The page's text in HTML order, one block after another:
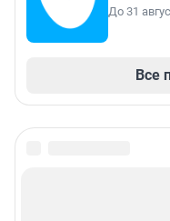
До 31
Все